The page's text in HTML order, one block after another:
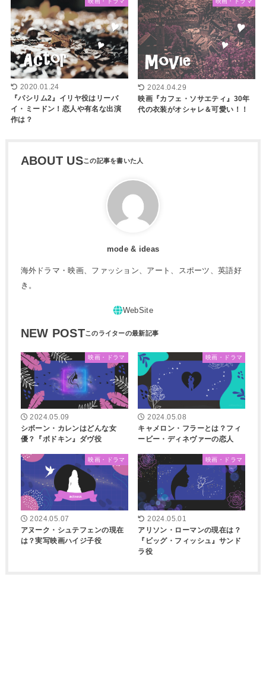
2020.01.24
『パシリム2』イリヤ役はリーバ
イ・ミードン！恋人や有名な出演
作は？
2024.04.29
映画『カフェ・ソサエティ』30年
代の衣装がオシャレ＆可愛い！！
ABOUT US
mode & ideas
海外ドラマ・映画、ファッション、アート、スポーツ、英語好
き。
NEW POST
映画・ドラマ
2024.05.09
シボーン・カレンはどんな女
優？『ボドキン』ダヴ役
映画・ドラマ
2024.05.08
キャメロン・フラーとは？フィ
ービー・ディネヴァーの恋人
映画・ドラマ
2024.05.07
アヌーク・シュテフェンの現在
は？実写映画ハイジ子役
映画・ドラマ
2024.05.01
アリソン・ローマンの現在は？
『ビッグ・フィッシュ』サンド
ラ役